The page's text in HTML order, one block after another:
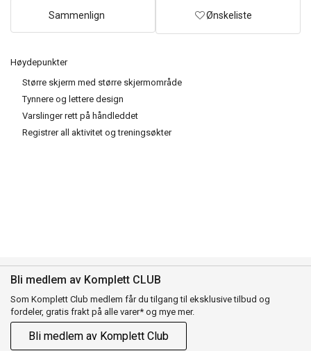
Høydepunkter
Større skjerm med større skjermområde
Tynnere og lettere design
Varslinger rett på håndleddet
Registrer all aktivitet og treningsøkter
Sammenlign Ønskeliste
Bli medlem av Komplett CLUB
Som Komplett Club medlem får du tilgang til eksklusive tilbud og
fordeler, gratis frakt på alle varer* og mye mer.
Bli medlem av Komplett Club